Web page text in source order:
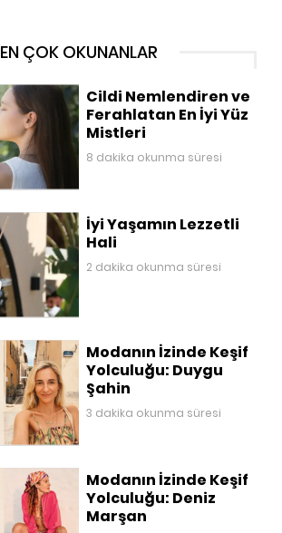
EN ÇOK OKUNANLAR
Cildi Nemlendiren ve
Ferahlatan En İyi Yüz
Mistleri
8 dakika okunma süresi
İyi Yaşamın Lezzetli
Hali
2 dakika okunma süresi
Modanın İzinde Keşif
Yolculuğu: Duygu
Şahin
3 dakika okunma süresi
Modanın İzinde Keşif
Yolculuğu: Deniz
Marşan